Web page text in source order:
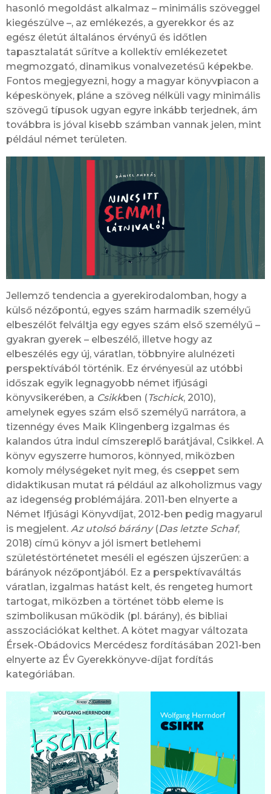
hasonló megoldást alkalmaz – minimális szöveggel
kiegészülve –, az emlékezés, a gyerekkor és az
egész életút általános érvényű és időtlen
tapasztalatát sűrítve a kollektív emlékezetet
megmozgató, dinamikus vonalvezetésű képekbe.
Fontos megjegyezni, hogy a magyar könyvpiacon a
képeskönyek, pláne a szöveg nélküli vagy minimális
szövegű típusok ugyan egyre inkább terjednek, ám
továbbra is jóval kisebb számban vannak jelen, mint
például német területen.
Jellemző tendencia a gyerekirodalomban, hogy a
külső nézőpontú, egyes szám harmadik személyű
elbeszélőt felváltja egy egyes szám első személyű –
gyakran gyerek – elbeszélő, illetve hogy az
elbeszélés egy új, váratlan, többnyire alulnézeti
perspektívából történik. Ez érvényesül az utóbbi
időszak egyik legnagyobb német ifjúsági
könyvsikerében, a Csikkben (Tschick, 2010),
amelynek egyes szám első személyű narrátora, a
tizennégy éves Maik Klingenberg izgalmas és
kalandos útra indul címszereplő barátjával, Csikkel. A
könyv egyszerre humoros, könnyed, miközben
komoly mélységeket nyit meg, és cseppet sem
didaktikusan mutat rá például az alkoholizmus vagy
az idegenség problémájára. 2011-ben elnyerte a
Német Ifjúsági Könyvdíjat, 2012-ben pedig magyarul
is megjelent. Az utolsó bárány(Das letzte Schaf,
2018) című könyv a jól ismert betlehemi
születéstörténetet meséli el egészen újszerűen: a
bárányok nézőpontjából. Ez a perspektívaváltás
váratlan, izgalmas hatást kelt, és rengeteg humort
tartogat, miközben a történet több eleme is
szimbolikusan működik (pl. bárány), és bibliai
asszociációkat kelthet. A kötet magyar változata
Érsek-Obádovics Mercédesz fordításában 2021-ben
elnyerte az Év Gyerekkönyve-díjat fordítás
kategóriában.